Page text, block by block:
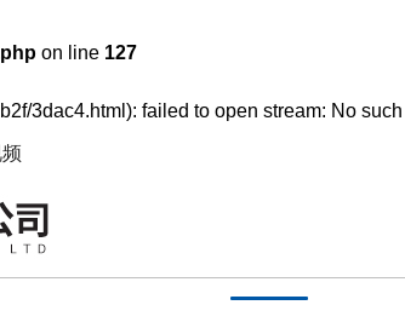
on line 127
3dac4.html): failed to open stream: No